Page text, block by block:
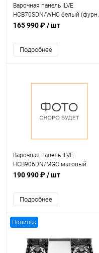
Варочная панель ILVE
HCB70SDN/WHC белый (фурн.
хром)
165 990 ₽/ шт
Подробнее
Варочная панель ILVE
HCB906DN/MGC матовый
графит (фурн. хром)
190 990 ₽/ шт
Подробнее
Новинка